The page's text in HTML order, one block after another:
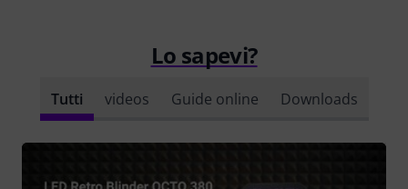
Lo sapevi?
Tutti videos Guide online Downloads